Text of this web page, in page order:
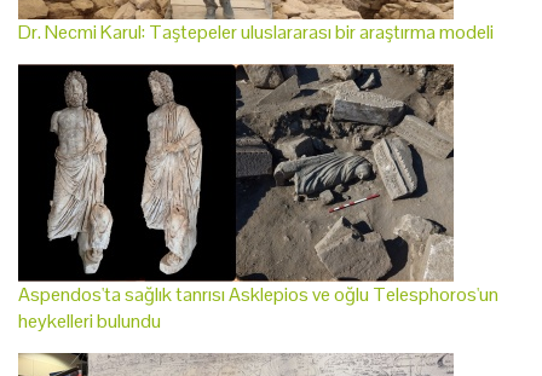
Dr. Necmi Karul: Taştepeler uluslararası bir araştırma modeli
Aspendos'ta sağlık tanrısı Asklepios ve oğlu Telesphoros'un
heykelleri bulundu